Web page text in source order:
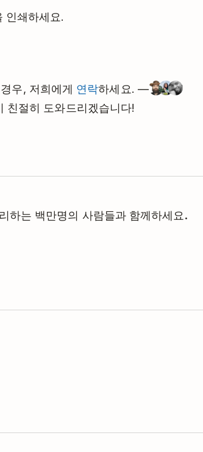
인쇄하세요.
우, 저희에게 연락하세요. —
친절히 도와드리겠습니다!
하는 백만명의 사람들과 함께하세요.